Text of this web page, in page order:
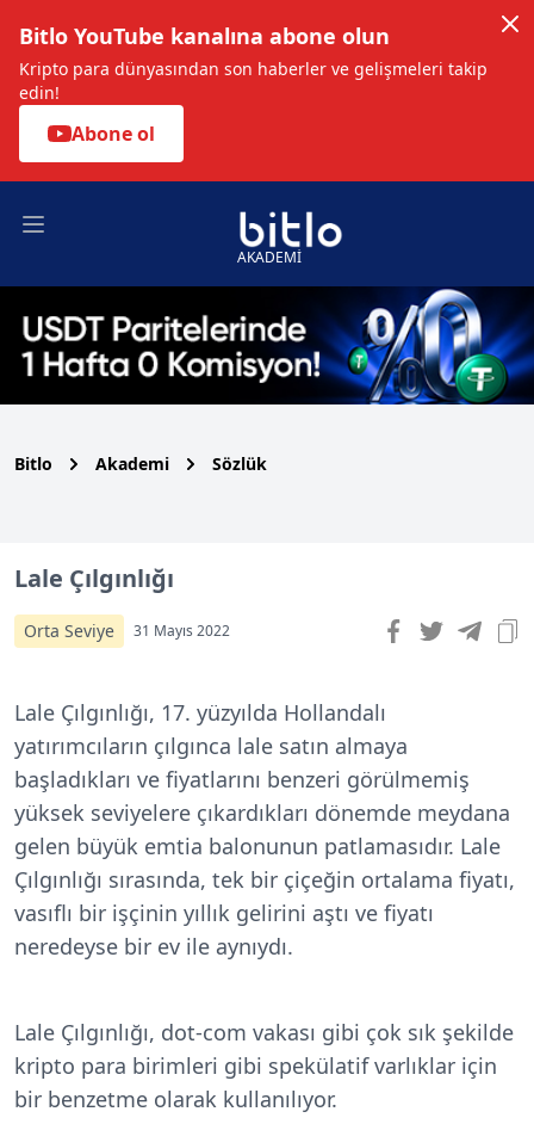
Bitlo YouTube kanalına abone olun
Kripto para dünyasından son haberler ve gelişmeleri takip
edin!
Abone ol
Open main menu
AKADEMİ
Bitlo Akademi Sözlük
Lale Çılgınlığı
Orta Seviye 31 Mayıs 2022
Lale Çılgınlığı, 17. yüzyılda Hollandalı
yatırımcıların çılgınca lale satın almaya
başladıkları ve fiyatlarını benzeri görülmemiş
yüksek seviyelere çıkardıkları dönemde meydana
gelen büyük emtia balonunun patlamasıdır. Lale
Çılgınlığı sırasında, tek bir çiçeğin ortalama fiyatı,
vasıflı bir işçinin yıllık gelirini aştı ve fiyatı
neredeyse bir ev ile aynıydı.
Lale Çılgınlığı, dot-com vakası gibi çok sık şekilde
kripto para birimleri gibi spekülatif varlıklar için
bir benzetme olarak kullanılıyor.